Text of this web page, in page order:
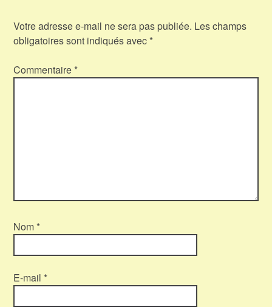
Votre adresse e-mail ne sera pas publiée. Les champs
obligatoires sont indiqués avec *
Commentaire *
Nom *
E-mail *